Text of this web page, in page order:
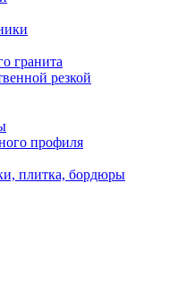
гранита
резкой
профиля
плитка, бордюры